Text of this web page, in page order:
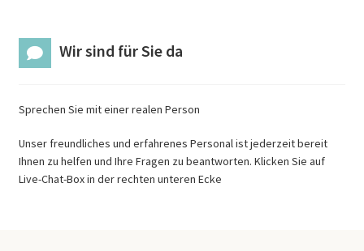
Wir sind für Sie da
Sprechen Sie mit einer realen Person
Unser freundliches und erfahrenes Personal ist jederzeit bereit
Ihnen zu helfen und Ihre Fragen zu beantworten. Klicken Sie auf
Live-Chat-Box in der rechten unteren Ecke